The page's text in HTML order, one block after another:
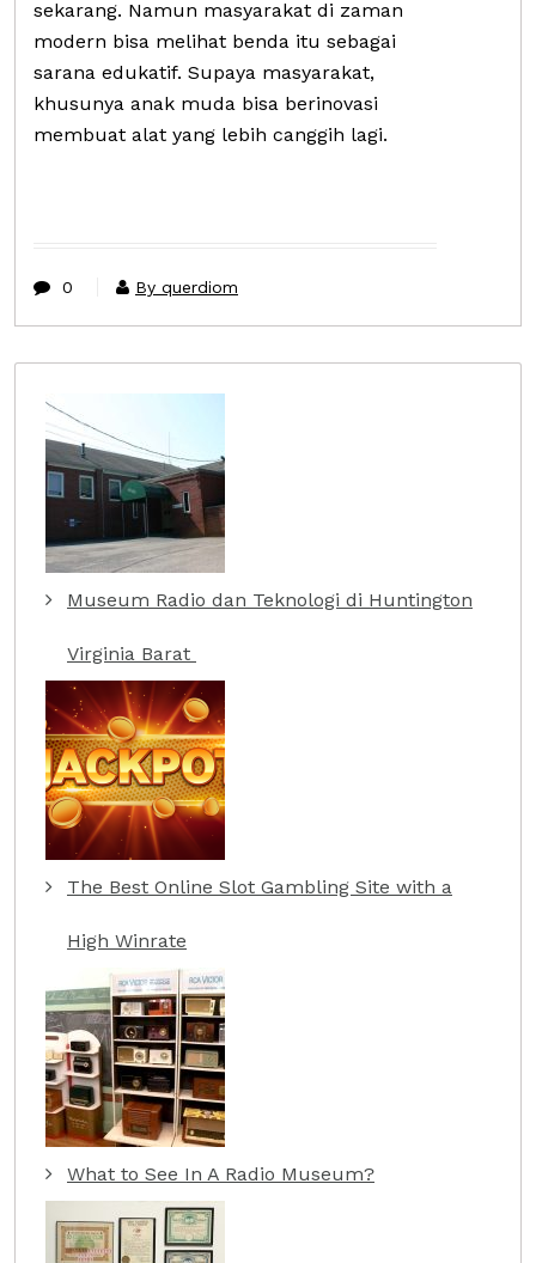
sekarang. Namun masyarakat di zaman
modern bisa melihat benda itu sebagai
sarana edukatif. Supaya masyarakat,
khusunya anak muda bisa berinovasi
membuat alat yang lebih canggih lagi.
0 By querdiom
Museum Radio dan Teknologi di Huntington
Virginia Barat
The Best Online Slot Gambling Site with a
High Winrate
What to See In A Radio Museum?